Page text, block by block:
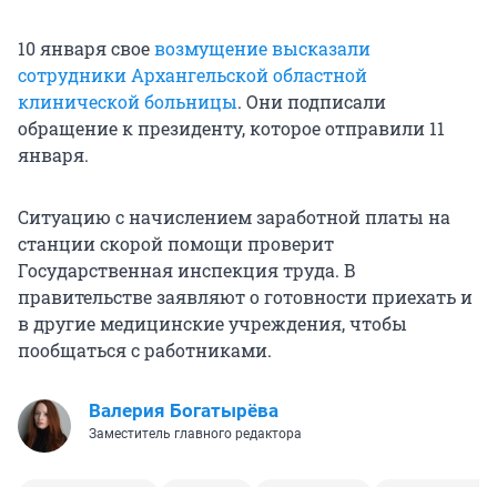
10 января своевозмущение высказали
сотрудники Архангельской областной
клинической больницы. Они подписали
обращение к президенту, которое отправили 11
января.
Ситуацию с начислением заработной платы на
станции скорой помощи проверит
Государственная инспекция труда. В
правительстве заявляют о готовности приехать и
в другие медицинские учреждения, чтобы
пообщаться с работниками.
Валерия Богатырёва
Заместитель главного редактора